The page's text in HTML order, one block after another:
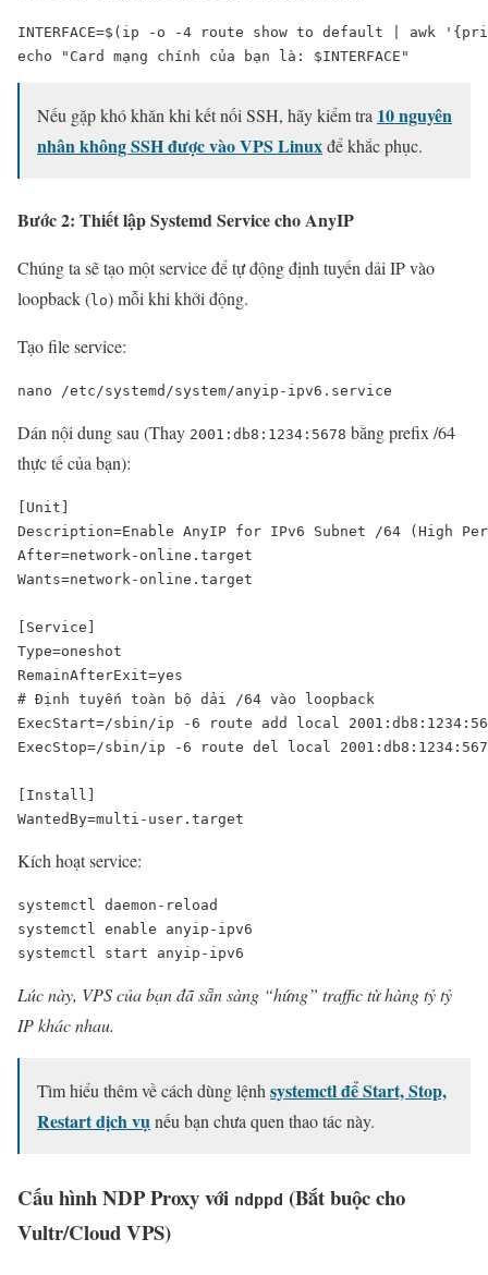
INTERFACE=$(ip -o -4 route show to default | awk
echo "Card mạng chính của bạn là: $INTERFACE"
Nếu gặp khó khăn khi kết nối SSH, hãy kiểm tra 10 nguyên
nhân không SSH được vào VPS Linuxđể khắc phục.
Bước 2: Thiết lập Systemd Service cho AnyIP
Chúng ta sẽ tạo một service để tự động định tuyến dải IP vào
loopback ( lo) mỗi khi khởi động.
Tạo file service:
nano /etc/systemd/system/anyip-ipv6.service
Dán nội dung sau (Thay 2001:db8:1234:5678 bằng prefix /64
thực tế của bạn):
[Unit]
Description=Enable AnyIP for IPv6 Subnet /64 (High
After=network-online.target
Wants=network-online.target
[Service]
Type=oneshot
RemainAfterExit=yes
# Định tuyến toàn bộ dải /64 vào loopback
ExecStart=/sbin/ip -6 route add local
ExecStop=/sbin/ip -6 route del local
[Install]
WantedBy=multi-user.target
Kích hoạt service:
systemctl daemon-reload
systemctl enable anyip-ipv6
systemctl start anyip-ipv6
Lúc này, VPS của bạn đã sẵn sàng “hứng” traffic từ hàng tỷ tỷ
IP khác nhau.
Tìm hiểu thêm về cách dùng lệnh systemctl để Start, Stop,
Restart dịch vụnếu bạn chưa quen thao tác này.
Cấu hình NDP Proxy với ndppd (Bắt buộc cho
Vultr/Cloud VPS)